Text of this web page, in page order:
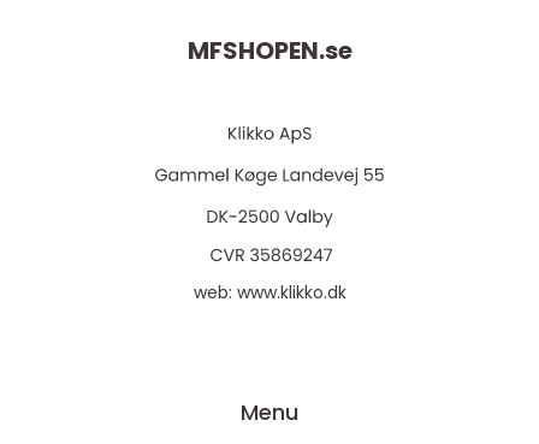
MFSHOPEN.se
web: www.klikko.dk
Menu